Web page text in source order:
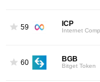
59 ICP
Internet
60 BGB
Bitget Token